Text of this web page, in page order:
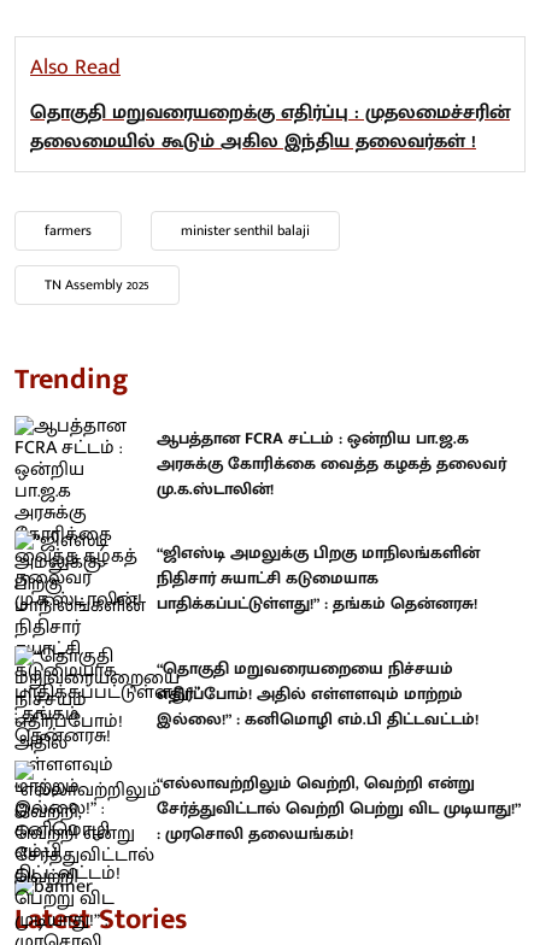
Also Read
தொகுதி மறுவரையறைக்கு எதிர்ப்பு : முதலமைச்சரின்
தலைமையில் கூடும் அகில இந்திய தலைவர்கள் !
farmers minister senthil balaji
TN Assembly 2025
Trending
ஆபத்தான FCRA சட்டம் : ஒன்றிய பா.ஜ.க
அரசுக்கு கோரிக்கை வைத்த கழகத் தலைவர்
மு.க.ஸ்டாலின்!
“ஜிஎஸ்டி அமலுக்கு பிறகு மாநிலங்களின்
நிதிசார் சுயாட்சி கடுமையாக
பாதிக்கப்பட்டுள்ளது!” : தங்கம் தென்னரசு!
“தொகுதி மறுவரையறையை நிச்சயம்
எதிர்ப்போம்! அதில் எள்ளளவும் மாற்றம்
இல்லை!” : கனிமொழி எம்.பி திட்டவட்டம்!
“எல்லாவற்றிலும் வெற்றி, வெற்றி என்று
சேர்த்துவிட்டால் வெற்றி பெற்று விட முடியாது!”
: முரசொலி தலையங்கம்!
Latest Stories